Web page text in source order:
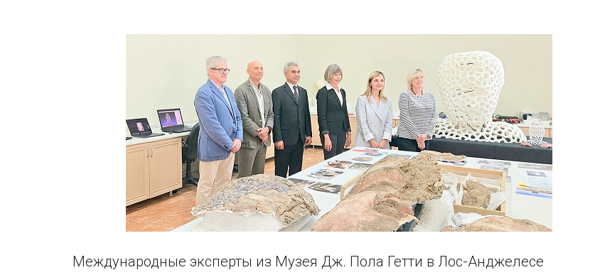
Международные эксперты из Музея Дж. Пола Гетти в Лос-Анджелесе